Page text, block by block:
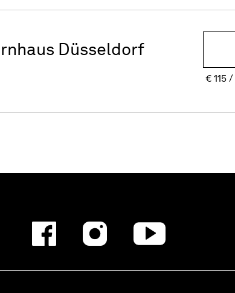
Düsseldorf
€115